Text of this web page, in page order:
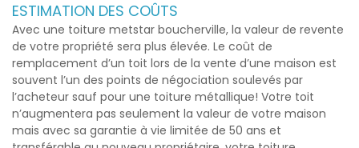
ESTIMATION DES COÛTS
Avec une toiture metstar boucherville, la valeur de revente
de votre propriété sera plus élevée. Le coût de
remplacement d’un toit lors de la vente d’une maison est
souvent l’un des points de négociation soulevés par
l’acheteur sauf pour une toiture métallique! Votre toit
n’augmentera pas seulement la valeur de votre maison
mais avec sa garantie à vie limitée de 50 ans et